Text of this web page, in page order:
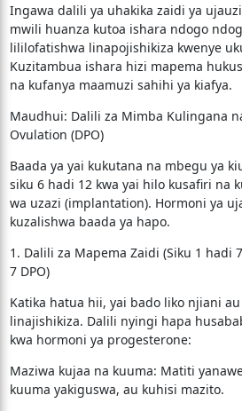
​Ingawa dalili ya uhakika zaidi ya
mwili huanza kutoa ishara ndogo
lililofatishwa linapojishikiza kwenye
Kuzitambua ishara hizi mapema
na kufanya maamuzi sahihi ya kiafya.
​Maudhui: Dalili za Mimba Kulingana
Ovulation (DPO)
​Baada ya yai kukutana na mbegu ya
siku 6 hadi 12 kwa yai hilo kusafiri na
wa uzazi (implantation). Hormoni ya
kuzalishwa baada ya hapo.
​1. Dalili za Mapema Zaidi (Siku 1 hadi
7 DPO)
​Katika hatua hii, yai bado liko njiani
linajishikiza. Dalili nyingi hapa
kwa hormoni ya progesterone:
​Maziwa kujaa na kuuma: Matiti
kuuma yakiguswa, au kuhisi mazito.